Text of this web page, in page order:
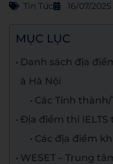
Tin Tức 16/07/2025
MỤC LỤC
Danh sách địa
à Hà Nội
Các Tỉnh
Địa điểm thi IELTS
Các địa điểm
WESET – Trung